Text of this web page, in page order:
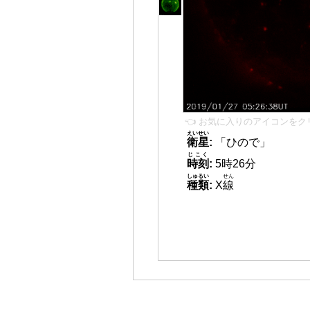
👈 お気に入りのアイコンをク
衛星
えいせい
:
「ひので」
時刻
じこく
: 5時26分
種類
しゅるい
: X線
せん